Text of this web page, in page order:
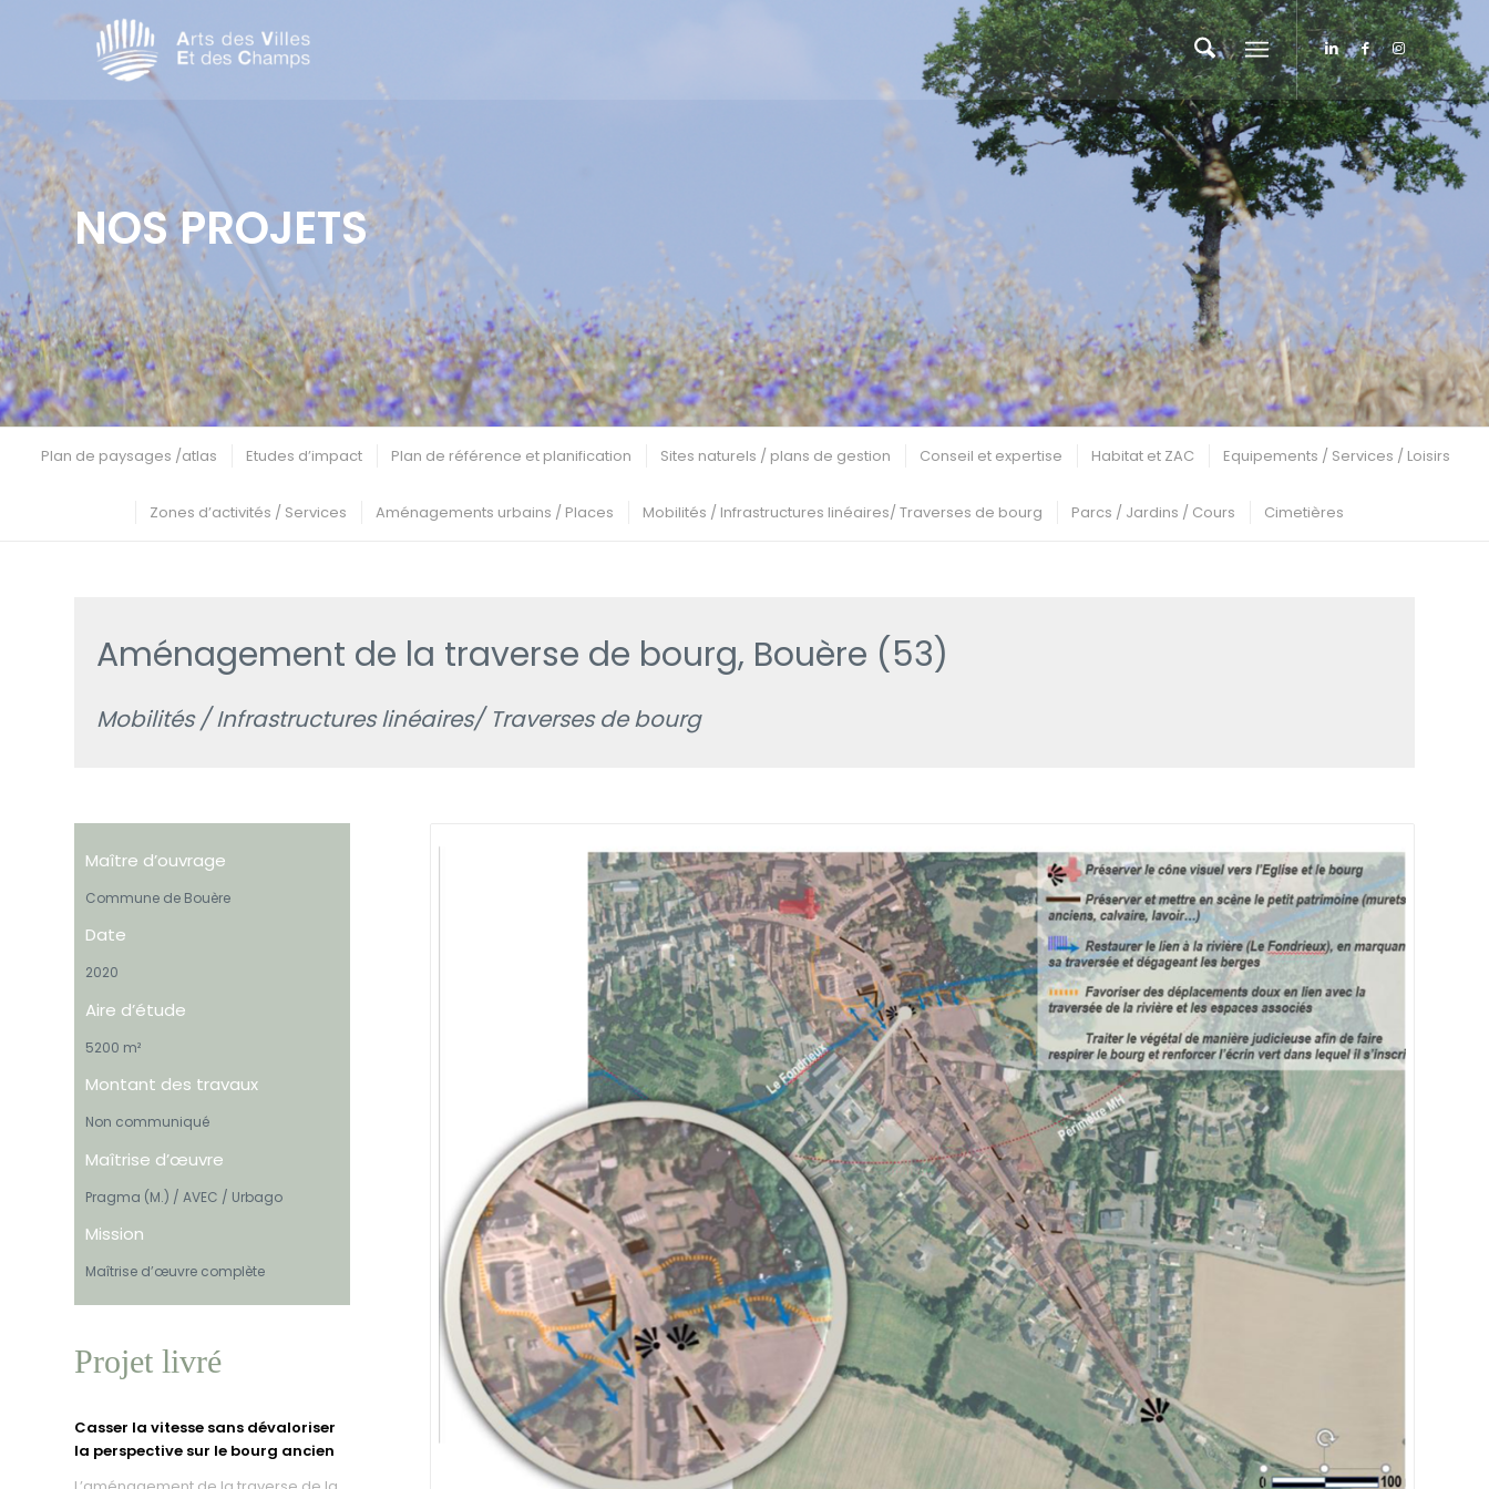
NOS PROJETS
Plan de paysages /atlas Etudes d’impact Plan de référence et planification Sites naturels / plans de gestion Conseil et expertise Habitat et ZAC Equipements / Services / Loisirs
Zones d’activités / Services Aménagements urbains / Places Mobilités / Infrastructures linéaires/ Traverses de bourg Parcs / Jardins / Cours Cimetières
Aménagement de la traverse de bourg, Bouère (53)
Mobilités / Infrastructures linéaires/ Traverses de bourg
Maître d’ouvrage
Commune de Bouère
Date
2020
Aire d’étude
5200 m²
Montant des travaux
Non communiqué
Maîtrise d’œuvre
Pragma (M.) / AVEC / Urbago
Mission
Maîtrise d’œuvre complète
Projet livré
Casser la vitesse sans dévaloriser
la perspective sur le bourg ancien